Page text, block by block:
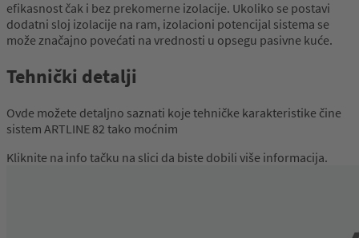
efikasnost čak i bez prekomerne izolacije. Ukoliko se postavi
dodatni sloj izolacije na ram, izolacioni potencijal sistema se
može značajno povećati na vrednosti u opsegu pasivne kuće.
Tehnički detalji
Ovde možete detaljno saznati koje tehničke karakteristike čine
sistem ARTLINE 82 tako moćnim
Kliknite na info tačku na slici da biste dobili više informacija.